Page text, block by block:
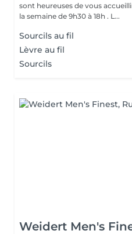
sont heureuses de vous
la semaine de 9h30 à 18h . L...
Sourcils au fil
Lèvre au fil
Sourcils
Weidert Men's